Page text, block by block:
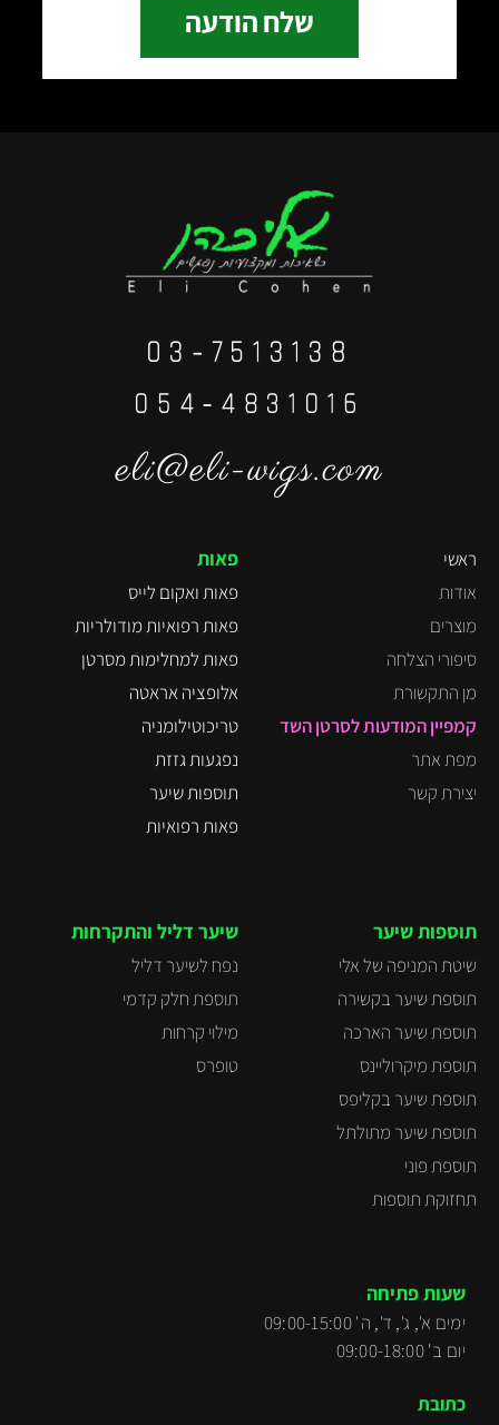
שלח הודעה
03-7513138
eli@eli-wigs.com
ראשי
אודות
מוצרים
סיפורי הצלחה
מן התקשורת
קמפיין המודעות לסרטן השד
מפת אתר
יצירת קשר
פאות
פאות ואקום לייס
פאות רפואיות מודולריות
פאות למחלימות מסרטן
אלופציה אראטה
טריכוטילומניה
נפגעות גזזת
תוספות שיער
פאות רפואיות
תוספות שיער
שיטת המניפה של אלי
תוספת שיער בקשירה
תוספת שיער הארכה
תוספת מיקרוליינס
תוספת שיער בקליפס
תוספת שיער מתולתל
תוספת פוני
תחזוקת תוספות
שיער דליל והתקרחות
נפח לשיער דליל
תוספת חלק קדמי
מילוי קרחות
טופרס
שעות פתיחה
ימים א', ג', ד', ה' 09:00-15:00
יום ב' 09:00-18:00
כתובת